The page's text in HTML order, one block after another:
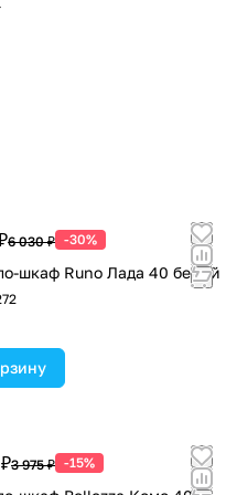
6 030 ₽ -30%
шкаф Runo Лада 40 белый
3 975 ₽ -15%